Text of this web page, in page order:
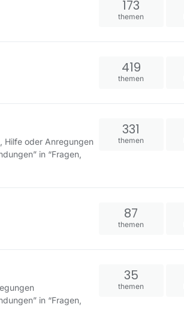
173
themen
419
themen
Hilfe oder Anregungen
in “Fragen,
331
themen
87
themen
in “Fragen,
35
themen